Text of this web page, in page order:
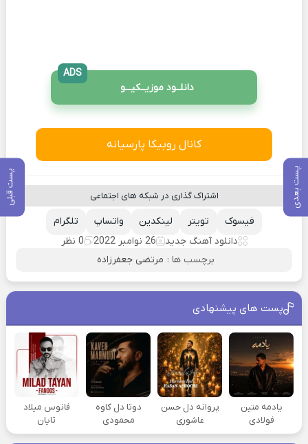
پست بعدی پست قبلی
دانلــود موزیــکیـــو
ADS
کانال روبیکا پارسیانه
اشتراک گذاری در شبکه های اجتماعی
تلگرام واتساپ لینکدین تویتر
فیسوک
دانلود آهنگ جدید
26 نوامبر 2022
0 نظر
برچسب ها : مرتضی جعفرزاده
پست های پیشنهادی
یادمه متین
فولادی
پروانه دل حسن
عاشوری
دوتا دل کاوه
محمودی
فانوس میلاد
تایان